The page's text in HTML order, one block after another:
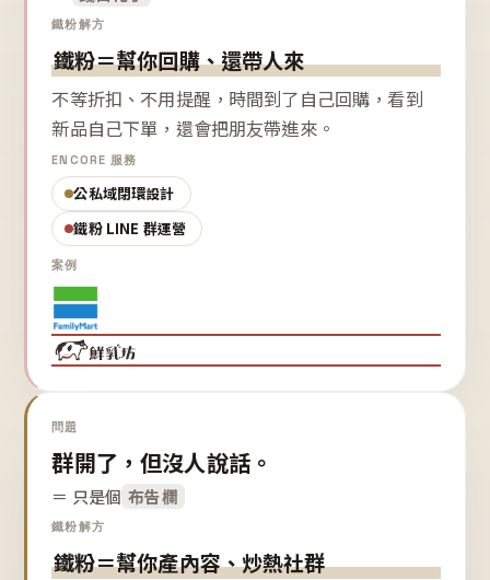
鐵粉解方
鐵粉＝幫你回購、還帶人來
不等折扣、不用提醒，時間到了自己回購，看到
新品自己下單，還會把朋友帶進來。
ENCORE 服務
公私域閉環設計
鐵粉 LINE 群運營
案例
問題
群開了，但沒人說話。
＝ 只是個 布告欄
鐵粉解方
鐵粉＝幫你產內容、炒熱社群